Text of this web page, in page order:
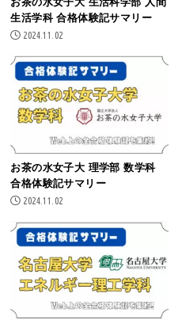
生活学科 合格体験記サマリー
2024.11.02
お茶の水女子大 理学部 数学科
合格体験記サマリー
2024.11.02